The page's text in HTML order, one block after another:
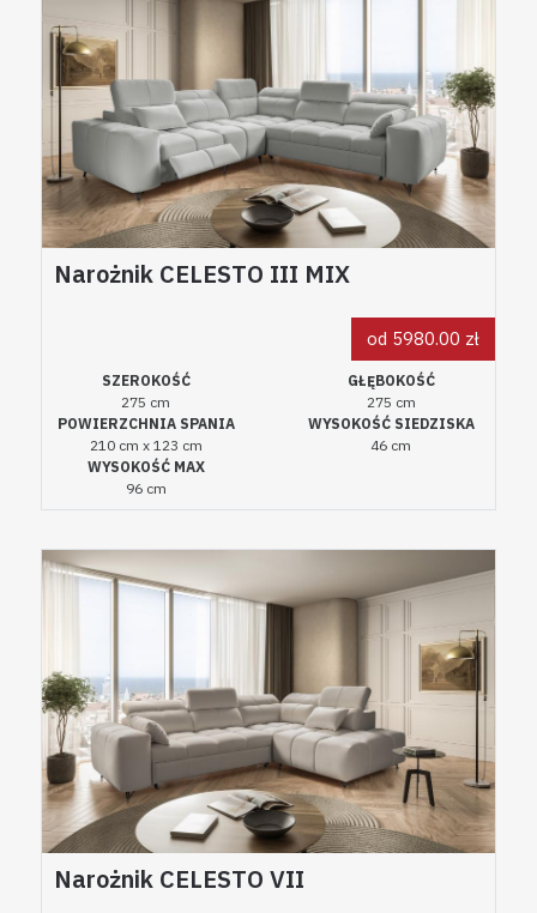
Narożnik CELESTO III MIX
od 5980.00 zł
SZEROKOŚĆ
275 cm
GŁĘBOKOŚĆ
275 cm
POWIERZCHNIA SPANIA
210 cm x 123 cm
WYSOKOŚĆ SIEDZISKA
46 cm
WYSOKOŚĆ MAX
96 cm
Narożnik CELESTO VII